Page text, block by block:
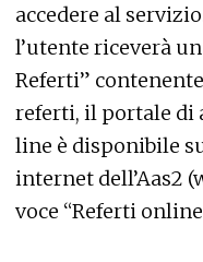
accedere al
l’utente riceverà
Referti”
referti, il portale di
line è disponibile
internet dell’Aas2
voce “Referti